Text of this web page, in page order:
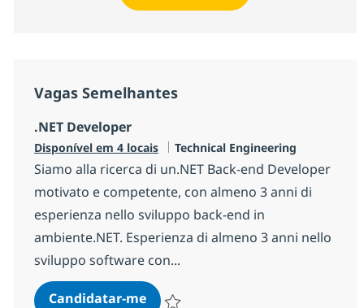
Vagas Semelhantes
.NET Developer
Disponível em 4 locais Categoria
Technical Engineering
Siamo alla ricerca di un.NET Back-end Developer
motivato e competente, con almeno 3 anni di
esperienza nello sviluppo back-end in
ambiente.NET. Esperienza di almeno 3 anni nello
sviluppo software con...
Candidatar-me.NET Developer